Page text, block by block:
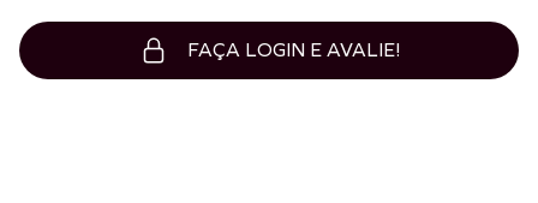
FAÇA LOGIN E AVALIE!